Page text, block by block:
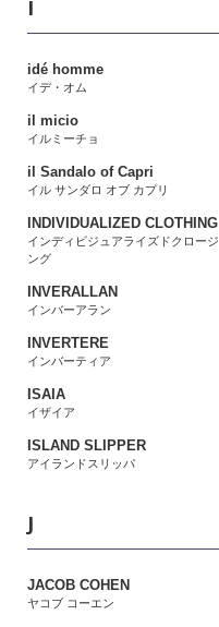
I
idé homme
イデ・オム
il micio
イルミーチョ
il Sandalo of Capri
イル サンダロ オブ カプリ
INDIVIDUALIZED CLOTHING
インディビジュアライズドクロージ
ング
INVERALLAN
インバーアラン
INVERTERE
インバーティア
ISAIA
イザイア
ISLAND SLIPPER
アイランドスリッパ
J
JACOB COHEN
ヤコブ コーエン